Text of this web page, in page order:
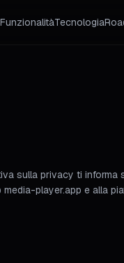
FunzionalitàTecnologia
sulla privacy ti informa
player.app e alla